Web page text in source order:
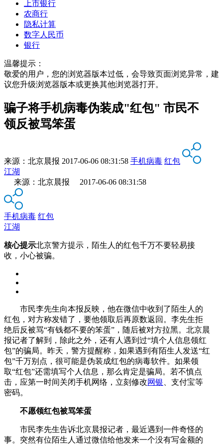
上市银行
农商行
隐私计算
数字人民币
银行
温馨提示：
敬爱的用户，您的浏览器版本过低，会导致页面浏览异常，建
议您升级浏览器版本或更换其他浏览器打开。
骗子将手机病毒伪装成"红包" 市民不
领反被骂笨蛋
来源： 北京晨报 2017-06-06 08:31:58 手机病毒 红包
江湖
来源：北京晨报 2017-06-06 08:31:58
手机病毒 红包
江湖
核心提示北京警方提示，陌生人的红包千万不要轻易接
收，小心被骗。
市民李先生向本报反映，他在微信中收到了陌生人的
红包，对方称发错了，要他领取后再原数返回。李先生拒
绝后反被骂“有钱都不要的笨蛋”，随后被对方拉黑。北京晨
报记者了解到，除此之外，还有人遇到过“填个人信息领红
包”的骗局。昨天，警方提醒称，如果遇到有陌生人发送“红
包”千万别点，很可能是伪装成红包的病毒软件。如果领
取“红包”还需填写个人信息，那么肯定是骗局。若不慎点
击，应第一时间关闭手机网络，立刻修改网银
、支付宝等
密码。
不愿领红包被骂笨蛋
市民李先生告诉北京晨报记者，最近遇到一件奇怪的
事。突然有位陌生人通过微信给他发来一个没有写金额的